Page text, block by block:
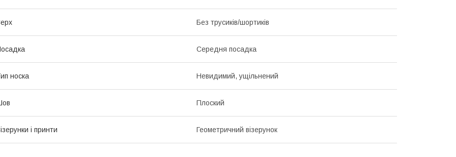
Без трусиків/шортиків
Середня посадка
носка Невидимий, ущільнений
Плоский
і принти Геометричний візерунок